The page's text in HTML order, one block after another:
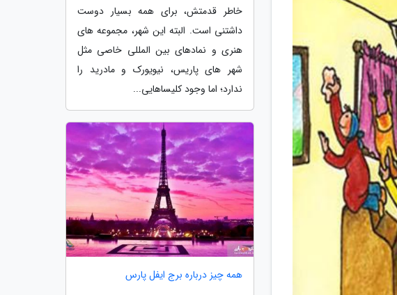
خاطر قدمتش، برای همه بسیار دوست
داشتنی است. البته این شهر، مجموعه های
هنری و نمادهای بین المللی خاصی مثل
شهر های پاریس، نیویورک و مادرید را
ندارد؛ اما وجود کلیساهایی...
همه چیز درباره برج ایفل پارس